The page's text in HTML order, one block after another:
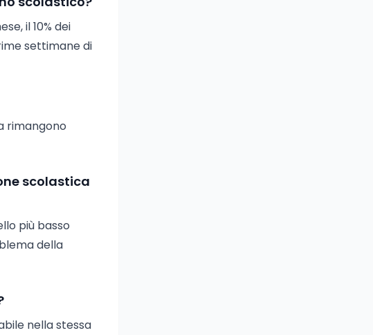
il 10% dei
settimane di
rimangono
scolastica
più basso
della
nella stessa